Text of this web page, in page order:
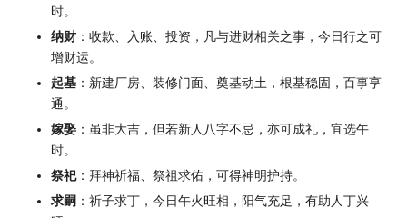
时。
纳财 ：收款、入账、投资，凡与进财相关之事，今日行之可
增财运。
起基 ：新建厂房、装修门面、奠基动土，根基稳固，百事亨
通。
嫁娶 ：虽非大吉，但若新人八字不忌，亦可成礼，宜选午
时。
祭祀：拜神祈福、祭祖求佑，可得神明护持。
求嗣 ：祈子求丁，今日午火旺相，阳气充足，有助人丁兴